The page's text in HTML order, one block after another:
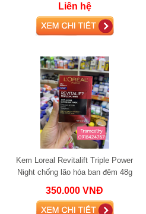
Liên hệ
Kem Loreal Revitalift Triple Power
Night chống lão hóa ban đêm 48g
350.000 VNĐ